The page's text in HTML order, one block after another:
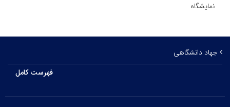
نمایشگاه
جهاد دانشگاهی
فهرست کامل